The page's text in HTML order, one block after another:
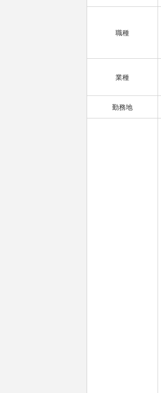
職種
業種
勤務地